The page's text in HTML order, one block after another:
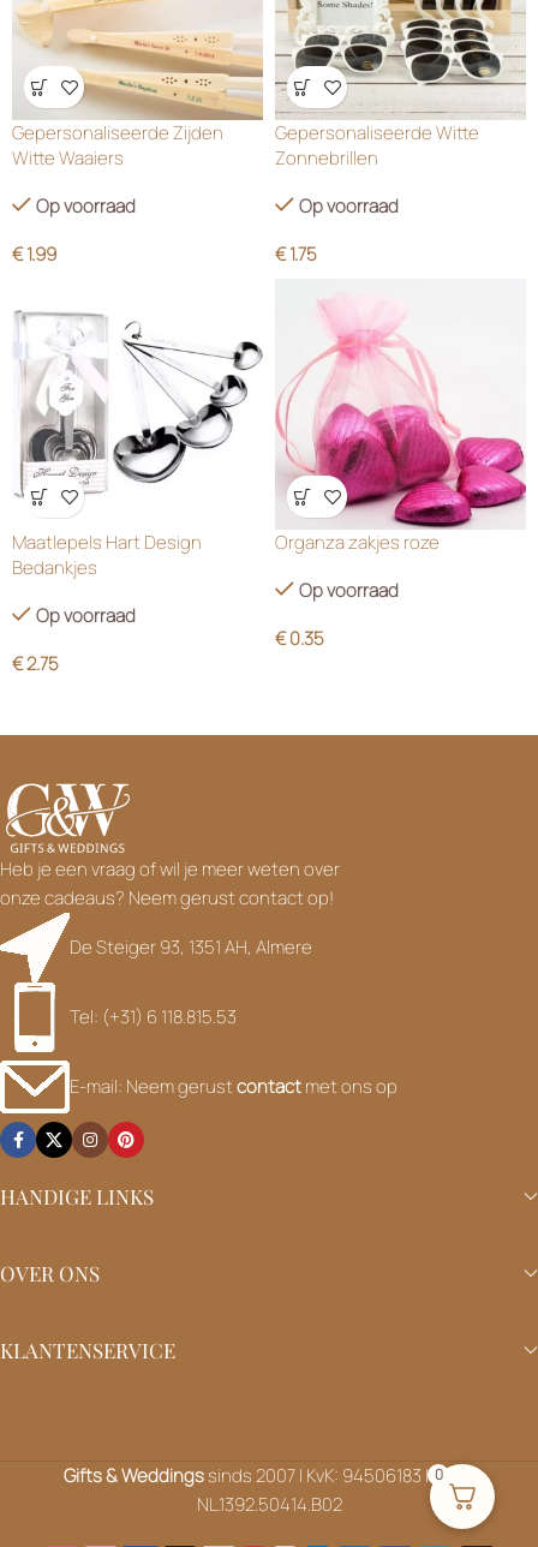
Wensenlijst
Gepersonaliseerde Zijden
Witte Waaiers
Op voorraad
€1.99
Wensenlijst
Gepersonaliseerde Witte
Zonnebrillen
Op voorraad
€1.75
Wensenlijst
Maatlepels Hart Design
Bedankjes
Op voorraad
€2.75
Wensenlijst
Organza zakjes roze
Op voorraad
€0.35
Heb je een vraag of wil je meer weten over
onze cadeaus? Neem gerust contact op!
De Steiger 93, 1351 AH, Almere
Tel: (+31) 6 118.815.53
E-mail: Neem gerustcontactmet ons op
HANDIGE LINKS
OVER ONS
KLANTENSERVICE
Gifts & Weddingssinds 2007 | KvK: 94506183 | BTW:
NL.1392.50414.B02
0